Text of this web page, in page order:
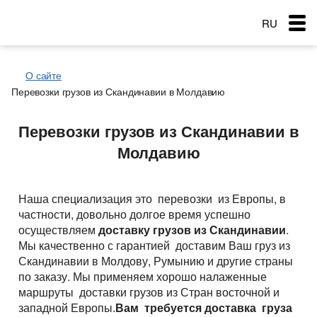
Меню
Перевозки
Основные типы транспорта
Тентованный, полуприцеп
Рефрижератор
Автопоезд c Прицепом 120 куб.
Мегатрейлер. Объём 105 куб.
Типы перевозок
Автомобильные грузоперевозки
Перевозки сборных грузов
Морские перевозки
Морские грузоперевозки
Ж.Д. грузоперевозки
Заказ услуг
Биржа: Транспорт и грузы
RU
О сайте
Перевозки грузов из Скандинавии в Молдавию
Перевозки грузов из Скандинавии в
Молдавию
Страна загрузки
Город выгрузки
Наименование груза
Дата погрузки
Тип транспорта
Вес груза (т)
Наша специализация это перевозки из Европы, в
частности, довольно долгое время успешно
осуществляем доставку грузов из Скандинавии.
Мы качественно с гарантией доставим Ваш груз из
Скандинавии в Молдову, Румынию и другие страны
по заказу. Мы применяем хорошо налаженные
маршруты доставки грузов из Стран восточной и
западной Европы.Вам требуется доставка груза
Город загрузки
Страна выгрузки
Дата погрузки
Тип транспорта
Вес груза (т)
Объем груза
Город загрузки
Страна выгрузки
Свободен с
Вес груза (т)
Объем груза
Компания